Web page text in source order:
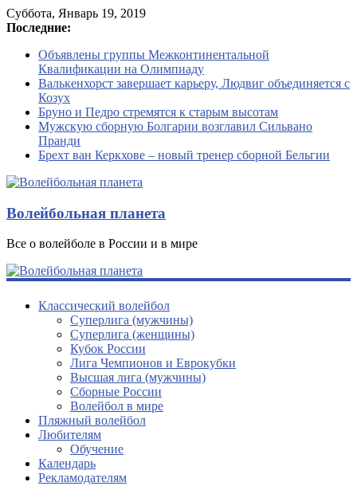
Суббота, Январь 19, 2019
Последние:
Объявлены группы Межконтинентальной
Квалификации на Олимпиаду
Валькенхорст завершает карьеру, Людвиг объединяется с
Козух
Бруно и Педро стремятся к старым высотам
Мужскую сборную Болгарии возглавил Сильвано
Пранди
Брехт ван Керкхове – новый тренер сборной Бельгии
Волейбольная планета
Все о волейболе в России и в мире
Классический волейбол
Суперлига (мужчины)
Суперлига (женщины)
Кубок России
Лига Чемпионов и Еврокубки
Высшая лига (мужчины)
Сборные России
Волейбол в мире
Пляжный волейбол
Любителям
Обучение
Календарь
Рекламодателям